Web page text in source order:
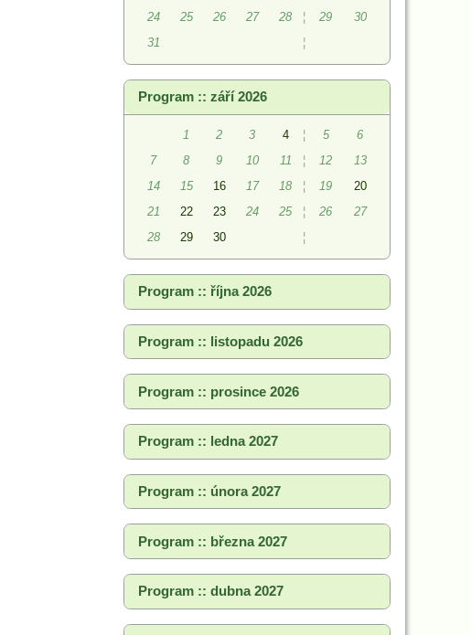
24
25 26 27 28 ¦ 29
30
31
¦
Program :: září 2026
1 2 3 4 ¦ 5
6
7
8 9 10 11 ¦ 12
13
14
15 16 17 18 ¦ 19
20
21
22 23 24 25 ¦ 26
27
28
29 30 ¦
Program :: října 2026
Program :: listopadu 2026
Program :: prosince 2026
Program :: ledna 2027
Program :: února 2027
Program :: března 2027
Program :: dubna 2027